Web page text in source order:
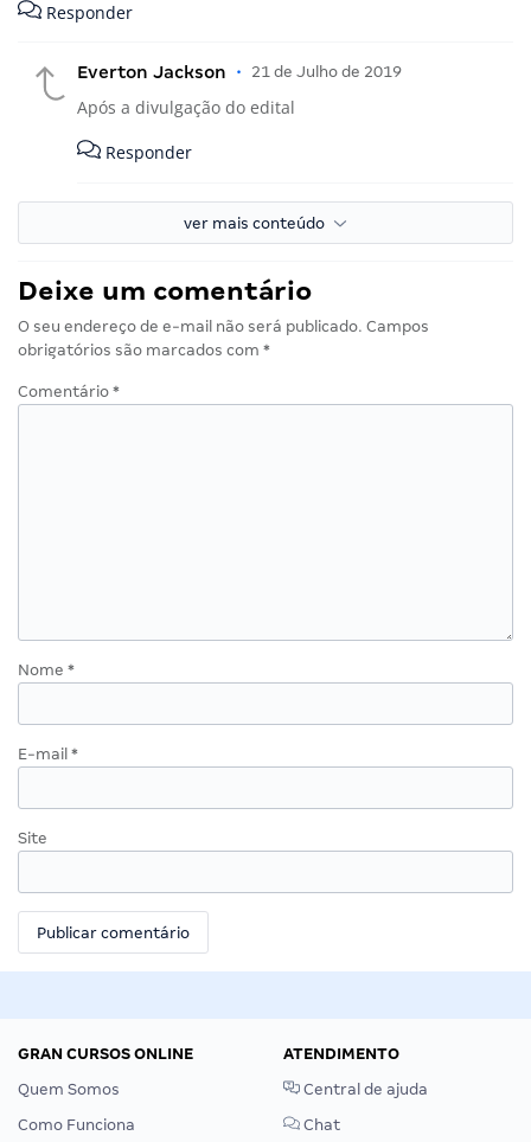
Responder
Everton Jackson • 21 de Julho de 2019
Após a divulgação do edital
Responder
ver mais conteúdo
Deixe um comentário
O seu endereço de e-mail não será publicado. Campos
obrigatórios são marcados com *
Comentário *
Nome *
E-mail *
Site
GRAN CURSOS ONLINE
Quem Somos
Como Funciona
ATENDIMENTO
Central de ajuda
Chat